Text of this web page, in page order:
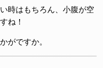
時はもちろん、小腹が空
ね！
がですか。